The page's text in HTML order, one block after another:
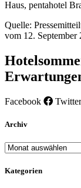
Haus, pentahotel
Quelle:
vom 12. September
Facebook Twitter
Archiv
Archiv
Kategorien